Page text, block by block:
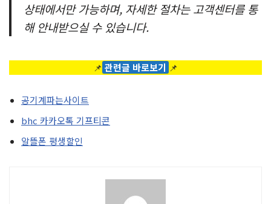
상태에서만 가능하며, 자세한 절차는 고객센터를 통
해 안내받으실 수 있습니다.
📌 관련글 바로보기 📌
공기계파는사이트
bhc 카카오톡 기프티콘
알뜰폰 평생할인